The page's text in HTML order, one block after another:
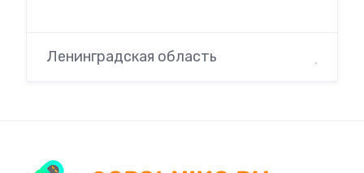
Ленинградская область